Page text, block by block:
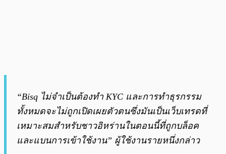
“Bisq ไม่จำเป็นต้องทำ KYC และการทำธุรกรรม
ทั้งหมดจะไม่ถูกเปิดเผยตัวตนซึ่งมันเป็นเว็บเทรดที่
เหมาะสมสำหรับชาวอิหร่านในตอนนี้ที่ถูกบล็อค
และแบนการเข้าใช้งาน” ผู้ใช้งานรายหนึ่งกล่าว